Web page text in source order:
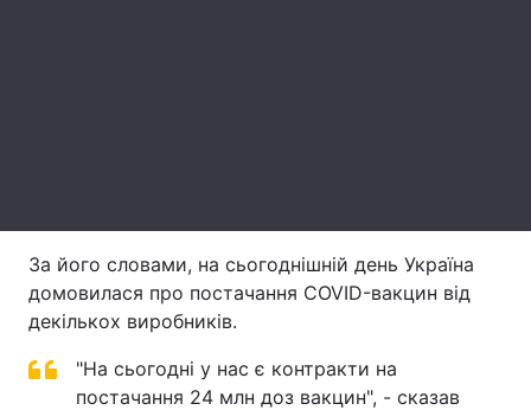
За його словами, на сьогоднішній день Україна
домовилася про постачання COVID-вакцин від
декількох виробників.
"На сьогодні у нас є контракти на
постачання 24 млн доз вакцин", - сказав